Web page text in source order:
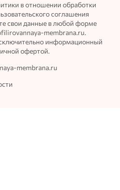
в отношении обработки
соглашения
свои данные в любой форме
membrana.ru.
информационный
офертой.
membrana.ru